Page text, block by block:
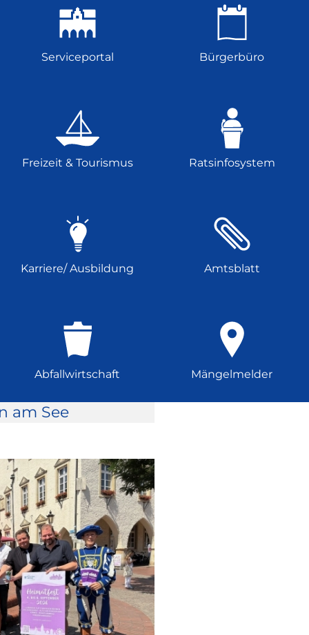
Serviceportal Bürgerbüro
Freizeit & Tourismus Ratsinfosystem
Karriere/ Ausbildung Amtsblatt
Abfallwirtschaft Mängelmelder
am See